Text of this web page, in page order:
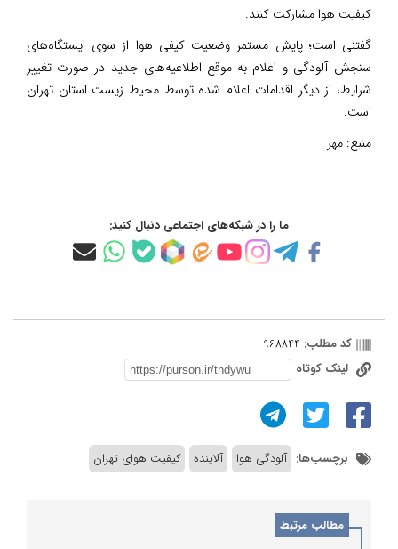
کیفیت هوا مشارکت کنند.
گفتنی است؛ پایش مستمر وضعیت کیفی هوا از سوی ایستگاه‌های
سنجش آلودگی و اعلام به موقع اطلاعیه‌های جدید در صورت تغییر
شرایط، از دیگر اقدامات اعلام شده توسط محیط زیست استان تهران
است.
منبع: مهر
ما را در شبکه‌های اجتماعی دنبال کنید:
کد مطلب: 968844
لینک کوتاه
برچسب‌ها: آلودگی هوا آلاینده کیفیت هوای تهران
مطالب مرتبط